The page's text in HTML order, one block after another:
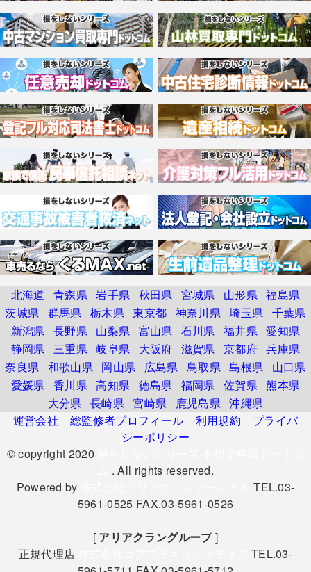
北海道 青森県 岩手県 秋田県 宮城県 山形県 福島県
茨城県 群馬県 栃木県 東京都 神奈川県 埼玉県 千葉県
新潟県 長野県 山梨県 富山県 石川県 福井県 愛知県
静岡県 三重県 岐阜県 大阪府 滋賀県 京都府 兵庫県
奈良県 和歌山県 岡山県 広島県 鳥取県 島根県
山口県
愛媛県 香川県 高知県 徳島県 福岡県 佐賀県 熊本県
大分県 長崎県 宮崎県 鹿児島県 沖縄県
運営会社
総監修者プロフィール 利用規約
プライバ
シーポリシー
© copyright 2020
. All rights reserved.
Powered by
TEL.03-
5961-0525 FAX.03-5961-0526
[ アリアクラングループ]
正規代理店
TEL.03-